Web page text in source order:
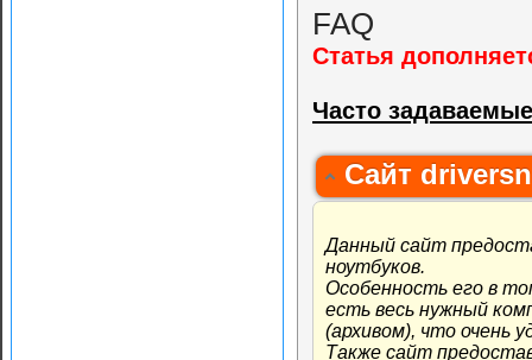
FAQ
Статья
Часто
Сайт
Данный сайт
ноутбуков.
Особенность его в
есть весь нужный
(архивом), что очень
Также сайт